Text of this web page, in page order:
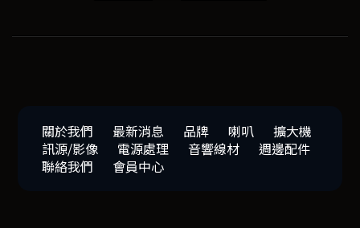
關於我們 最新消息 品牌 喇叭
擴大機
訊源/影像
電源處理 音響線材
週邊配件
聯絡我們
會員中心